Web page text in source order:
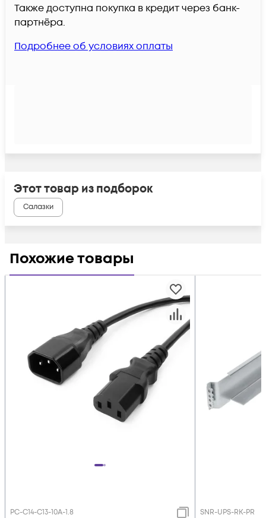
Также доступна покупка в кредит через банк-
партнёра.
Подробнее об условиях оплаты
Этот товар из подборок
Салазки
Похожие товары
PC-C14-C13-10A-1.8 SNR-UPS-RK-PR